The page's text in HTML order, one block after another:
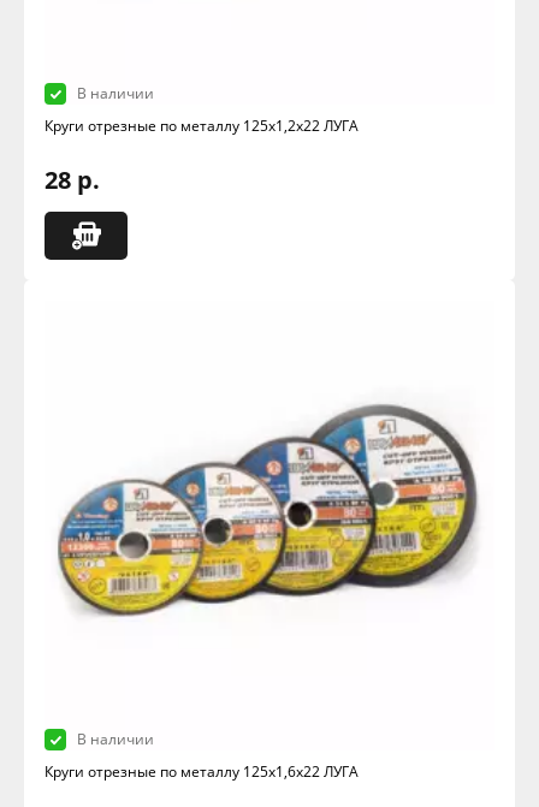
В наличии
Круги отрезные по металлу 125х1,2х22 ЛУГА
28 р.
В наличии
Круги отрезные по металлу 125х1,6х22 ЛУГА